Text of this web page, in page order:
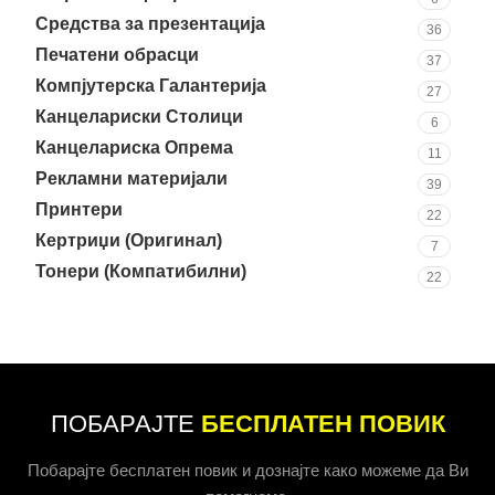
Средства за презентација 36
Печатени обрасци 37
Компјутерска Галантерија 27
Канцелариски Столици 6
Канцелариска Опрема 11
Рекламни материјали 39
Принтери 22
Кертриџи (Оригинал) 7
Тонери (Компатибилни) 22
ПОБАРАЈТЕ БЕСПЛАТЕН ПОВИК
Побарајте бесплатен повик и дознајте како можеме да Ви